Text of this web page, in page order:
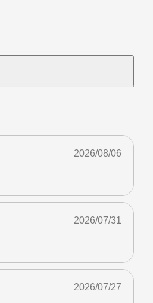
2026/08/06
2026/07/31
2026/07/27